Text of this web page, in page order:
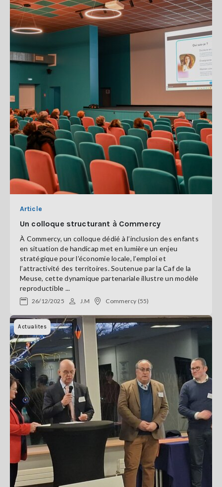
Article
Un colloque structurant à Commercy
À Commercy, un colloque dédié à l’inclusion des enfants
en situation de handicap met en lumière un enjeu
stratégique pour l’économie locale, l’emploi et
l’attractivité des territoires. Soutenue par la Caf de la
Meuse, cette dynamique partenariale illustre un modèle
reproductible ...
26/12/2025 J.M Commercy (55)
Actualites